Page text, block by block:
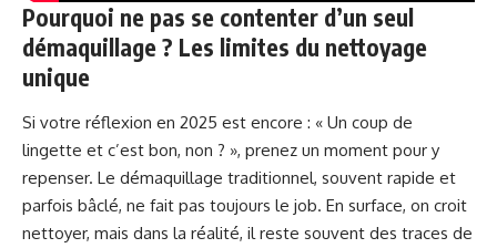
Pourquoi ne pas se contenter d’un seul
démaquillage ? Les limites du nettoyage
unique
Si votre réflexion en 2025 est encore : « Un coup de
lingette et c’est bon, non ? », prenez un moment pour y
repenser. Le démaquillage traditionnel, souvent rapide et
parfois bâclé, ne fait pas toujours le job. En surface, on croit
nettoyer, mais dans la réalité, il reste souvent des traces de